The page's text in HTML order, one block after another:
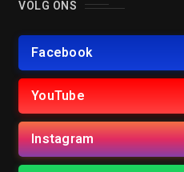
VOLG ONS
Facebook
YouTube
Instagram